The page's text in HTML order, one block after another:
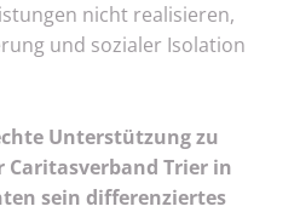
nicht realisieren,
und sozialer Isolation
Unterstützung zu
Trier in
sein differenziertes